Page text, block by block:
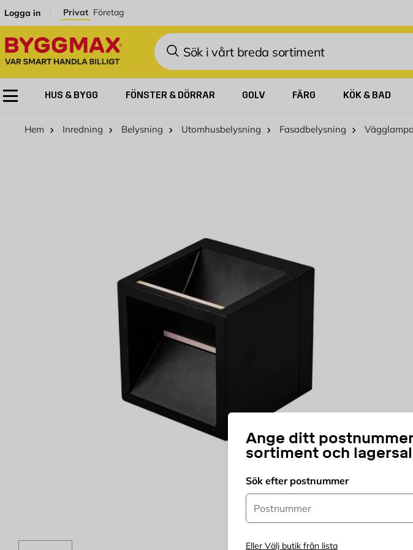
Logga in Privat Företag
Sök
Ange ditt
sortiment och
Sök efter postnummer
Postnummer
Eller Välj butik från lista
HUS & BYGG FÖNSTER & DÖRRAR GOLV FÄRG KÖK & BAD
Hem Inredning Belysning Utomhusbelysning Fasadbelysning